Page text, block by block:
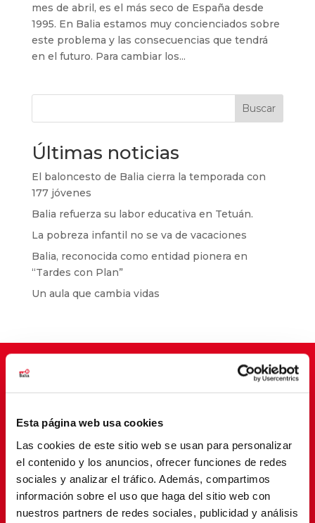
Esta página web usa cookies
Las cookies de este sitio web se usan para personalizar
el contenido y los anuncios, ofrecer funciones de redes
sociales y analizar el tráfico. Además, compartimos
información sobre el uso que haga del sitio web con
nuestros partners de redes sociales, publicidad y análisis
mes de abril, es el más seco de España desde
1995. En Balia estamos muy concienciados sobre
este problema y las consecuencias que tendrá
en el futuro. Para cambiar los...
Buscar
Últimas noticias
El baloncesto de Balia cierra la temporada con
177 jóvenes
Balia refuerza su labor educativa en Tetuán.
La pobreza infantil no se va de vacaciones
Balia, reconocida como entidad pionera en
“Tardes con Plan”
Un aula que cambia vidas